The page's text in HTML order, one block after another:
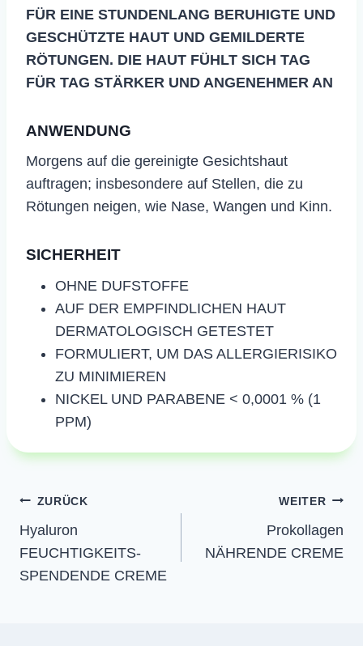
FÜR EINE STUNDENLANG BERUHIGTE UND
GESCHÜTZTE HAUT UND GEMILDERTE
RÖTUNGEN. DIE HAUT FÜHLT SICH TAG
FÜR TAG STÄRKER UND ANGENEHMER AN
ANWENDUNG
Morgens auf die gereinigte Gesichtshaut
auftragen; insbesondere auf Stellen, die zu
Rötungen neigen, wie Nase, Wangen und Kinn.
SICHERHEIT
OHNE DUFSTOFFE
AUF DER EMPFINDLICHEN HAUT
DERMATOLOGISCH GETESTET
FORMULIERT, UM DAS ALLERGIERISIKO
ZU MINIMIEREN
NICKEL UND PARABENE < 0,0001 % (1
PPM)
Beitragsnavigation
ZURÜCK
Hyaluron
FEUCHTIGKEITS-
SPENDENDE CREME
WEITER
Prokollagen
NÄHRENDE CREME